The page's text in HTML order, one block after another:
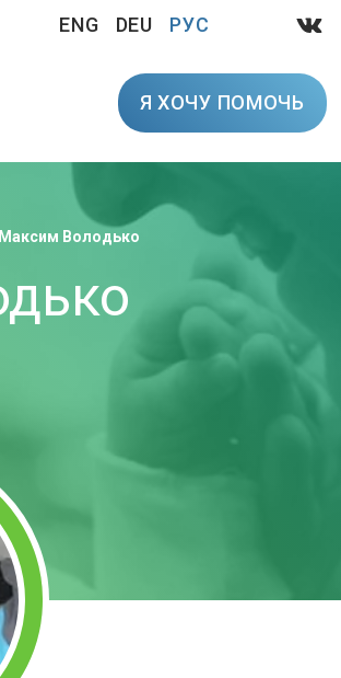
ENG DEU РУС
Я ХОЧУ ПОМОЧЬ
Максим Володько